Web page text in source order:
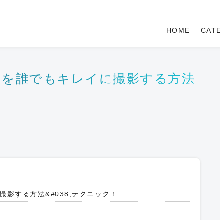
HOME
誰でもキレイに撮影する方法
影する方法&#038;テクニック！